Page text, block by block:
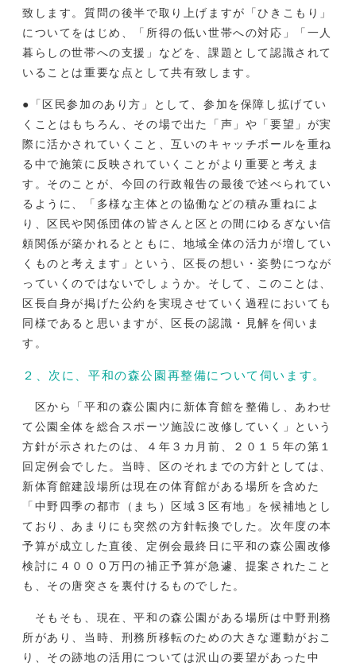
致します。質問の後半で取り上げますが「ひきこもり」
についてをはじめ、「所得の低い世帯への対応」「一人
暮らしの世帯への支援」などを、課題として認識されて
いることは重要な点として共有致します。
●「区民参加のあり方」として、参加を保障し拡げてい
くことはもちろん、その場で出た「声」や「要望」が実
際に活かされていくこと、互いのキャッチボールを重ね
る中で施策に反映されていくことがより重要と考えま
す。そのことが、今回の行政報告の最後で述べられてい
るように、「多様な主体との協働などの積み重ねによ
り、区民や関係団体の皆さんと区との間にゆるぎない信
頼関係が築かれるとともに、地域全体の活力が増してい
くものと考えます」という、区長の想い・姿勢につなが
っていくのではないでしょうか。そして、このことは、
区長自身が掲げた公約を実現させていく過程においても
同様であると思いますが、区長の認識・見解を伺いま
す。
２、次に、平和の森公園再整備について伺います。
区から「平和の森公園内に新体育館を整備し、あわせ
て公園全体を総合スポーツ施設に改修していく」という
方針が示されたのは、４年３カ月前、２０１５年の第１
回定例会でした。当時、区のそれまでの方針としては、
新体育館建設場所は現在の体育館がある場所を含めた
「中野四季の都市（まち）区域３区有地」を候補地とし
ており、あまりにも突然の方針転換でした。次年度の本
予算が成立した直後、定例会最終日に平和の森公園改修
検討に４０００万円の補正予算が急遽、提案されたこと
も、その唐突さを裏付けるものでした。
そもそも、現在、平和の森公園がある場所は中野刑務
所があり、当時、刑務所移転のための大きな運動がおこ
り、その跡地の活用については沢山の要望があった中